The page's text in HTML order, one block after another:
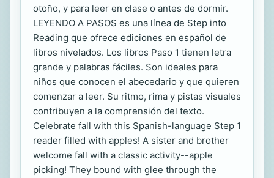
otoño, y para leer en clase o antes de dormir.
LEYENDO A PASOS es una línea de Step into
Reading que ofrece ediciones en español de
libros nivelados. Los libros Paso 1 tienen letra
grande y palabras fáciles. Son ideales para
niños que conocen el abecedario y que quieren
comenzar a leer. Su ritmo, rima y pistas visuales
contribuyen a la comprensión del texto.
Celebrate fall with this Spanish-language Step 1
reader filled with apples! A sister and brother
welcome fall with a classic activity--apple
picking! They bound with glee through the